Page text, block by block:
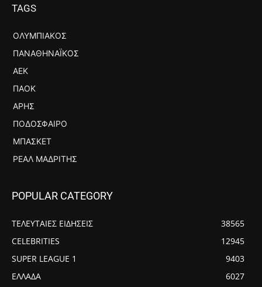
TAGS
ΟΛΥΜΠΙΑΚΌΣ
ΠΑΝΑΘΗΝΑΪΚΌΣ
ΑΕΚ
ΠΑΟΚ
ΆΡΗΣ
ΠΟΔΌΣΦΑΙΡΟ
ΜΠΆΣΚΕΤ
ΡΕΆΛ ΜΑΔΡΊΤΗΣ
POPULAR CATEGORY
ΤΕΛΕΥΤΑΙΕΣ ΕΙΔΗΣΕΙΣ
38565
CELEBRITIES
12945
SUPER LEAGUE 1
9403
ΕΛΛΑΔΑ
6027